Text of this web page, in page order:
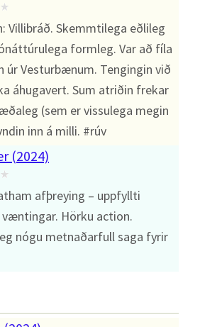
Villibráð. Skemmtilega eðlileg
formleg. Var að fíla
úr Vesturbænum. Tengingin við
áhugavert. Sum atriðin frekar
(sem er vissulega megin
inn á milli. #rúv
(2024)
afþreying – uppfyllti
Hörku action.
nógu metnaðarfull saga fyrir